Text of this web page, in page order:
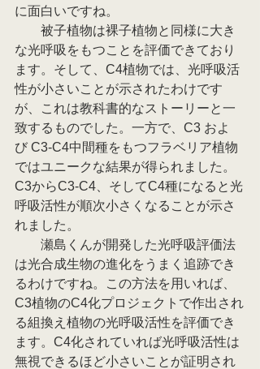
に面白いですね。
被子植物は裸子植物と同様に大き
な光呼吸をもつことを評価できており
ます。そして、C4植物では、光呼吸活
性が小さいことが示されたわけです
が、これは教科書的なストーリーと一
致するものでした。一方で、C3 およ
び C3-C4中間種をもつフラベリア植物
ではユニークな結果が得られました。
C3からC3-C4、そしてC4種になると光
呼吸活性が順次小さくなることが示さ
れました。
瀬島くんが開発した光呼吸評価法
は光合成生物の進化をうまく追跡でき
るわけですね。この方法を用いれば、
C3植物のC4化プロジェクトで作出され
る組換え植物の光呼吸活性を評価でき
ます。C4化されていれば光呼吸活性は
無視できるほど小さいことが証明され